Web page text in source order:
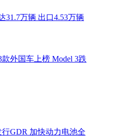
31.7万辆 出口4.53万辆
外国车上榜 Model 3跌
GDR 加快动力电池全